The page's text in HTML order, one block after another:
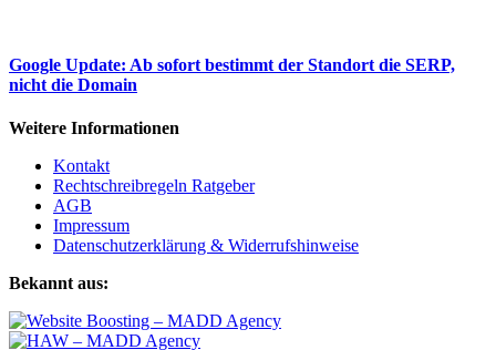
Google Update: Ab sofort bestimmt der Standort die SERP,
nicht die Domain
Weitere Informationen
Kontakt
Rechtschreibregeln Ratgeber
AGB
Impressum
Datenschutzerklärung & Widerrufshinweise
Bekannt aus: